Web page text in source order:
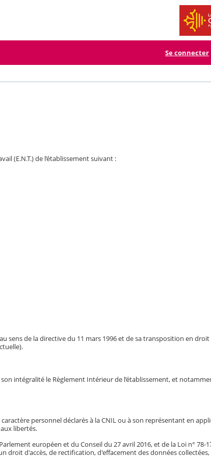
Se connecter
(E.N.T.) de l’établissement suivant :
sens de la directive du 11 mars 1996 et de sa transposition en
son intégralité le Règlement Intérieur de l’établissement, et
personnel déclarés à la CNIL ou à son représentant en
libertés.
européen et du Conseil du 27 avril 2016, et de la Loi n° 78-
droit d'accès, de rectification, d'effacement des données